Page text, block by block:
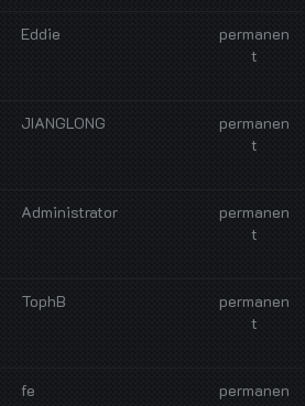
Eddie
permanen
t
JIANGLONG
permanen
t
Administrator
permanen
t
TophB
permanen
t
fe
permanen